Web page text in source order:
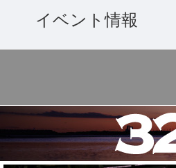
イベント情報